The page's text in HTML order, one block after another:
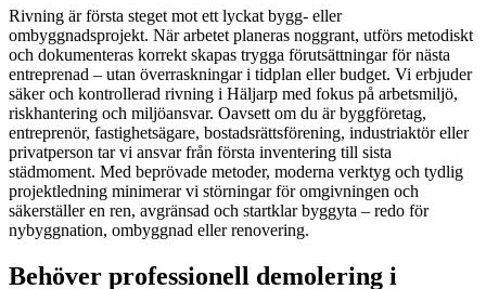
Rivning är första steget mot ett lyckat bygg- eller
ombyggnadsprojekt. När arbetet planeras noggrant, utförs metodiskt
och dokumenteras korrekt skapas trygga förutsättningar för nästa
entreprenad – utan överraskningar i tidplan eller budget. Vi erbjuder
säker och kontrollerad rivning i Häljarp med fokus på arbetsmiljö,
riskhantering och miljöansvar. Oavsett om du är byggföretag,
entreprenör, fastighetsägare, bostadsrättsförening, industriaktör eller
privatperson tar vi ansvar från första inventering till sista
städmoment. Med beprövade metoder, moderna verktyg och tydlig
projektledning minimerar vi störningar för omgivningen och
säkerställer en ren, avgränsad och startklar byggyta – redo för
nybyggnation, ombyggnad eller renovering.
Behöver professionell demolering i